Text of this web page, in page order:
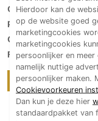
Ontwerp: Void
Projectmanagement :
Oplevering
: eind 2023
Fotografie: Paul
Meer over Void
Hierdoor kan de
op de website goed
marketingcookies
marketingcookies
persoonlijker en meer
namelijk nuttige
persoonlijker maken.
Cookievoorkeuren
Dan kun je deze hier
standaardpakket van